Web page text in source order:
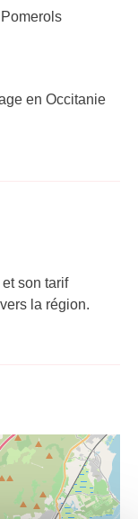
en Occitanie
son tarif
la région.